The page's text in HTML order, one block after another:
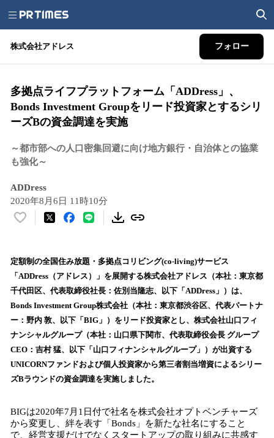
株式会社アドレス フォロー
多拠点ライフプラットフォーム「ADDress」、
Bonds Investment Groupをリード投資家とするシリ
ーズBの資金調達を実施
～都市部への人口密集回避に向け地方銀行・自治体との協業
も強化～
ADDress
2020年8月6日 11時10分
い
！
数
を
読
込
み
中
で
す
定額制の全国住み放題・多拠点コリビング(co-living)サービス
「ADDress（アドレス）」を展開する株式会社アドレス（本社：東京都
千代田区、代表取締役社長：佐別当隆志、以下「ADDress」）は、
Bonds Investment Group株式会社（本社：東京都渋谷区、代表パートナ
ー：野内 敦、以下「BIG」）をリード投資家とし、株式会社山口フィ
ナンシャルグループ（本社：山口県下関市、代表取締役会長 グループ
CEO：吉村 猛、以下「山口フィナンシャルグループ」）が出資する
UNICORNファンドおよび個人投資家から第三者割当増資によるシリー
ズBラウンドの資金調達を実施しました。
BIGは2020年7月1日付で社名を株式会社オプトベンチャーズ
から変更し、絆を表す「Bonds」を新たな社名にすること
で、経営支援だけでなくスタートアップの取り組みに共感す